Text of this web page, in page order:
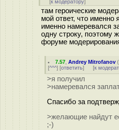
[к модератору]
там героические
мой ответ, что именно
именно намеревался
одну строку, поэтому
форуме
7.57 ,Andrey Mitrofanov (
[^^^] [ответить] [к
>я получил
>намеревался
Спасибо за
>желающие найдут
;-)